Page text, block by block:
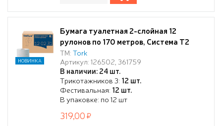
Бумага туалетная 2-слойная 12
рулонов по 170 метров, Система T2
Tellus/TORK ADVANCED, белая, 120231
ТМ:Tork
Артикул: 126502, 361759
В наличии: 24 шт.
Трикотажников 3: 12 шт.
Фестивальная: 12 шт.
В упаковке: по 12 шт
НОВИНКА
319,00